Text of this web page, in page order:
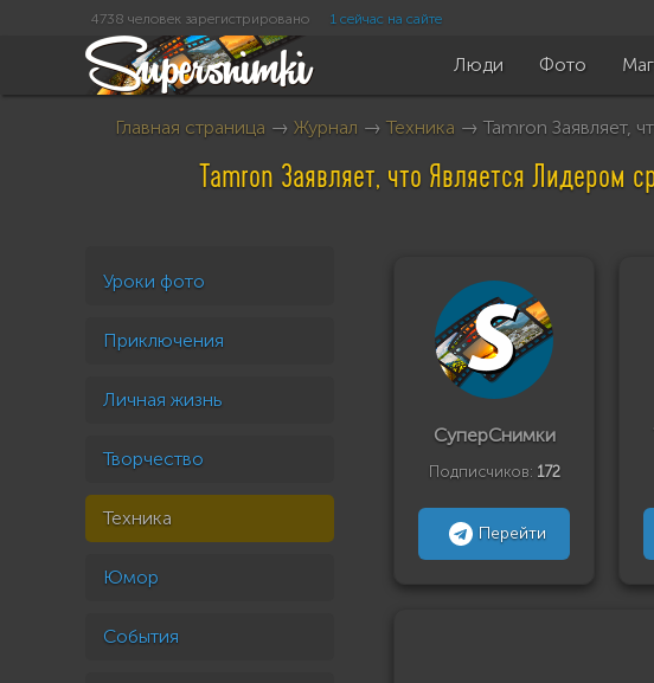
4738 человек зарегистрировано 1 сейчас на сайте
Люди Фото
Главная страница → Журнал → Техника → Tamron Заявляет,
Tamron Заявляет, что Является Лидером
Уроки фото
Приключения
Личная жизнь
Творчество
Техника
Юмор
События
СуперСнимки
Подписчиков: 172
Перейти